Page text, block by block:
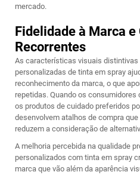
mercado.
Fidelidade à Marca e
Recorrentes
As características visuais
personalizadas de tinta em spray
reconhecimento da marca, o que
repetidas. Quando os
os produtos de cuidado preferidos
desenvolvem atalhos de compra
reduzem a consideração de
A melhoria percebida na qualidade
personalizados com tinta em spray
marca que vão além da aparência